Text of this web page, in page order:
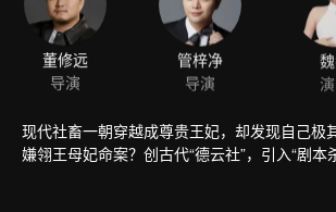
董修远
导演
管梓净
导演
现代社畜一朝穿越成尊贵王妃，却发现自己极
嫌翎王母妃命案？创古代“德云社”，引入“剧